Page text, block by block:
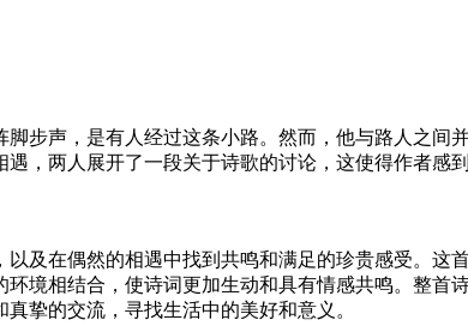
步声，是有人经过这条小路。然而，他与路人之间
，两人展开了一段关于诗歌的讨论，这使得作者感
及在偶然的相遇中找到共鸣和满足的珍贵感受。这
境相结合，使诗词更加生动和具有情感共鸣。整首
挚的交流，寻找生活中的美好和意义。